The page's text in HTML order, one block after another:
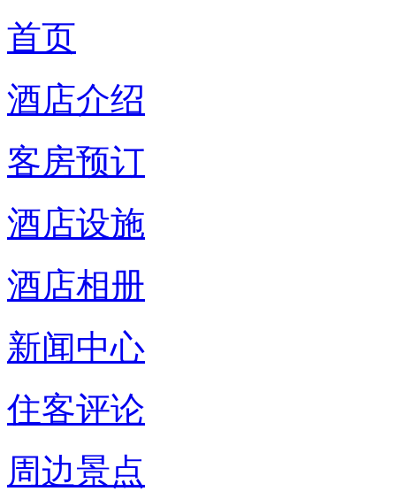
首页
酒店介绍
客房预订
酒店设施
酒店相册
新闻中心
住客评论
周边景点